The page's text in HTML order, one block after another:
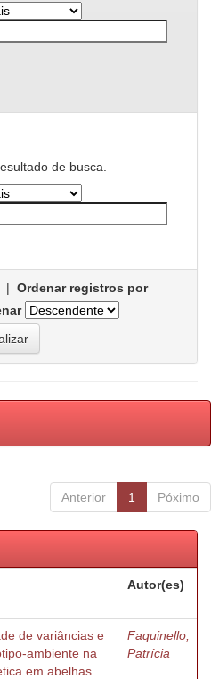
de busca.
| Ordenar registros por
Anterior 1 Póximo
Autor(es)
de variâncias e
ambiente na
em abelhas
Faquinello,
Patrícia